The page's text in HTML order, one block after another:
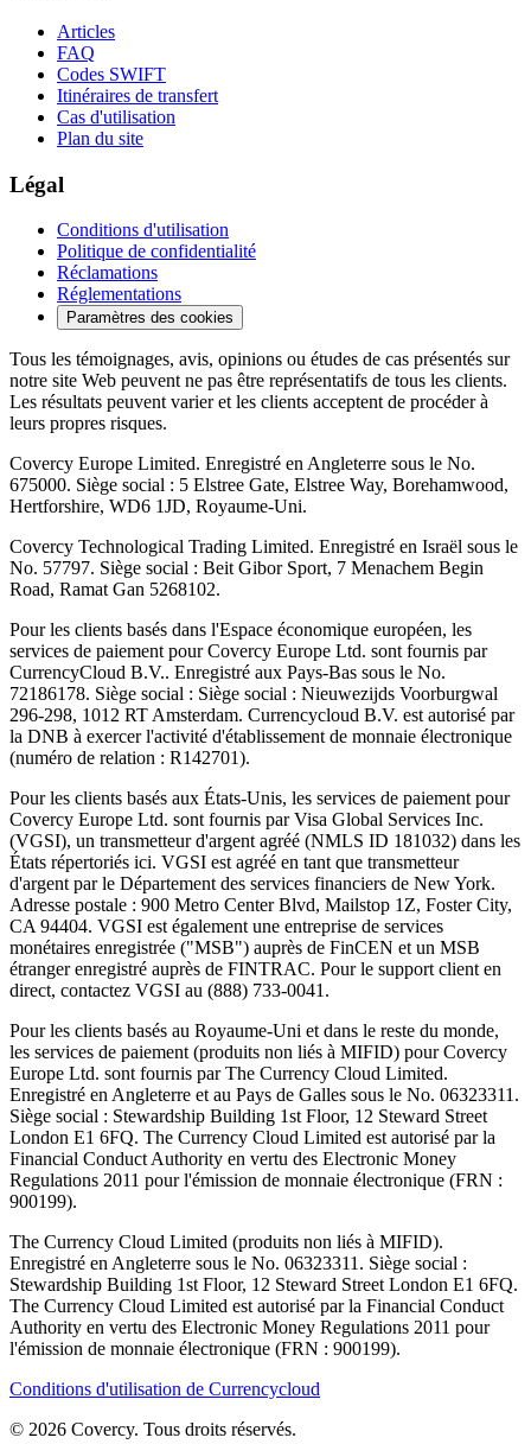
Articles
FAQ
Codes SWIFT
Itinéraires de transfert
Cas d'utilisation
Plan du site
Légal
Conditions d'utilisation
Politique de confidentialité
Réclamations
Réglementations
Paramètres des cookies
Tous les témoignages, avis, opinions ou études de cas présentés sur
notre site Web peuvent ne pas être représentatifs de tous les clients.
Les résultats peuvent varier et les clients acceptent de procéder à
leurs propres risques.
Covercy Europe Limited. Enregistré en Angleterre sous le No.
675000. Siège social : 5 Elstree Gate, Elstree Way, Borehamwood,
Hertforshire, WD6 1JD, Royaume-Uni.
Covercy Technological Trading Limited. Enregistré en Israël sous le
No. 57797. Siège social : Beit Gibor Sport, 7 Menachem Begin
Road, Ramat Gan 5268102.
Pour les clients basés dans l'Espace économique européen, les
services de paiement pour Covercy Europe Ltd. sont fournis par
CurrencyCloud B.V.. Enregistré aux Pays-Bas sous le No.
72186178. Siège social : Siège social : Nieuwezijds Voorburgwal
296-298, 1012 RT Amsterdam. Currencycloud B.V. est autorisé par
la DNB à exercer l'activité d'établissement de monnaie électronique
(numéro de relation : R142701).
Pour les clients basés aux États-Unis, les services de paiement pour
Covercy Europe Ltd. sont fournis par Visa Global Services Inc.
(VGSI), un transmetteur d'argent agréé (NMLS ID 181032) dans les
États répertoriés ici. VGSI est agréé en tant que transmetteur
d'argent par le Département des services financiers de New York.
Adresse postale : 900 Metro Center Blvd, Mailstop 1Z, Foster City,
CA 94404. VGSI est également une entreprise de services
monétaires enregistrée ("MSB") auprès de FinCEN et un MSB
étranger enregistré auprès de FINTRAC. Pour le support client en
direct, contactez VGSI au (888) 733-0041.
Pour les clients basés au Royaume-Uni et dans le reste du monde,
les services de paiement (produits non liés à MIFID) pour Covercy
Europe Ltd. sont fournis par The Currency Cloud Limited.
Enregistré en Angleterre et au Pays de Galles sous le No. 06323311.
Siège social : Stewardship Building 1st Floor, 12 Steward Street
London E1 6FQ. The Currency Cloud Limited est autorisé par la
Financial Conduct Authority en vertu des Electronic Money
Regulations 2011 pour l'émission de monnaie électronique (FRN :
900199).
The Currency Cloud Limited (produits non liés à MIFID).
Enregistré en Angleterre sous le No. 06323311. Siège social :
Stewardship Building 1st Floor, 12 Steward Street London E1 6FQ.
The Currency Cloud Limited est autorisé par la Financial Conduct
Authority en vertu des Electronic Money Regulations 2011 pour
l'émission de monnaie électronique (FRN : 900199).
Conditions d'utilisation de Currencycloud
© 2026 Covercy. Tous droits réservés.